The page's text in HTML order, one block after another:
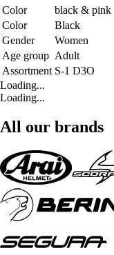
Color
black & pink
Color
Black
Gender
Women
Age group Adult
Assortment S-1 D3O
Loading...
Loading...
All our brands